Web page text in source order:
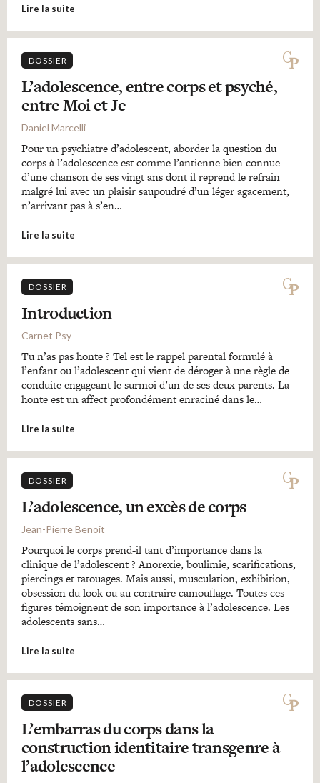
Lire la suite
DOSSIER
L’adolescence, entre corps et psyché,
entre Moi et Je
Daniel Marcelli
Pour un psychiatre d’adolescent, aborder la question du
corps à l’adolescence est comme l’antienne bien connue
d’une chanson de ses vingt ans dont il reprend le refrain
malgré lui avec un plaisir saupoudré d’un léger agacement,
n’arrivant pas à s’en…
Lire la suite
DOSSIER
Introduction
Carnet Psy
Tu n’as pas honte ? Tel est le rappel parental formulé à
l’enfant ou l’adolescent qui vient de déroger à une règle de
conduite engageant le surmoi d’un de ses deux parents. La
honte est un affect profondément enraciné dans le…
Lire la suite
DOSSIER
L’adolescence, un excès de corps
Jean-Pierre Benoit
Pourquoi le corps prend-il tant d’importance dans la
clinique de l’adolescent ? Anorexie, boulimie, scarifications,
piercings et tatouages. Mais aussi, musculation, exhibition,
obsession du look ou au contraire camouflage. Toutes ces
figures témoignent de son importance à l’adolescence. Les
adolescents sans…
Lire la suite
DOSSIER
L’embarras du corps dans la
construction identitaire transgenre à
l’adolescence